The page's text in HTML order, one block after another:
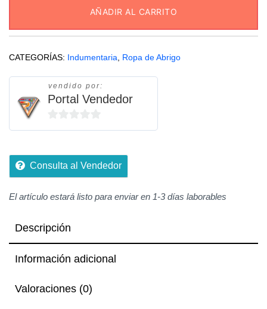
AÑADIR AL CARRITO
CATEGORÍAS: Indumentaria Ropa de Abrigo
vendido por:
Portal Vendedor
0
5
Consulta al Vendedor
El artículo estará listo para enviar en 1-3 días laborables
Descripción
Información adicional
Valoraciones (0)